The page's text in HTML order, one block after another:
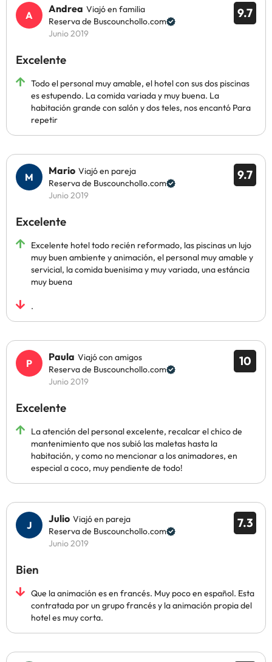
9.7
Andrea Viajó en familia
Reserva de Buscounchollo.com
Junio 2019
Excelente
Todo el personal muy amable, el hotel con sus dos piscinas
es estupendo. La comida variada y muy buena. La
habitación grande con salón y dos teles, nos encantó Para
repetir
9.7
Mario Viajó en pareja
Reserva de Buscounchollo.com
Junio 2019
Excelente
Excelente hotel todo recién reformado, las piscinas un lujo
muy buen ambiente y animación, el personal muy amable y
servicial, la comida buenisima y muy variada, una estáncia
muy buena
.
10
Paula Viajó con amigos
Reserva de Buscounchollo.com
Junio 2019
Excelente
La atención del personal excelente, recalcar el chico de
mantenimiento que nos subió las maletas hasta la
habitación, y como no mencionar a los animadores, en
especial a coco, muy pendiente de todo!
7.3
Julio Viajó en pareja
Reserva de Buscounchollo.com
Junio 2019
Bien
Que la animación es en francés. Muy poco en español. Esta
contratada por un grupo francés y la animación propia del
hotel es muy corta.